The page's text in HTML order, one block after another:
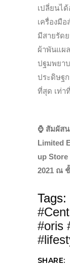
เปลี่ยนได้
เครื่องมื
มีสายรัด
ผ้าพันแผ
ปฐมพยา
ประดิษฐ
ที่สุด เท่า
⌚️ สัมผัส
Limited
up Store
2021 ณ ชั้
Tags:
#oris
SHARE: